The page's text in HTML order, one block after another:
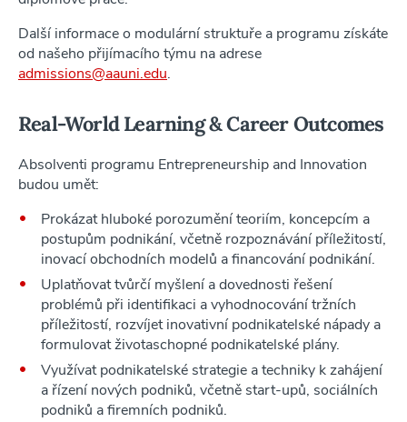
Další informace o modulární struktuře a programu získáte
od našeho přijímacího týmu na adrese
admissions@aauni.edu.
Real-World Learning & Career Outcomes
Absolventi programu Entrepreneurship and Innovation
budou umět:
Prokázat hluboké porozumění teoriím, koncepcím a
postupům podnikání, včetně rozpoznávání příležitostí,
inovací obchodních modelů a financování podnikání.
Uplatňovat tvůrčí myšlení a dovednosti řešení
problémů při identifikaci a vyhodnocování tržních
příležitostí, rozvíjet inovativní podnikatelské nápady a
formulovat životaschopné podnikatelské plány.
Využívat podnikatelské strategie a techniky k zahájení
a řízení nových podniků, včetně start-upů, sociálních
podniků a firemních podniků.